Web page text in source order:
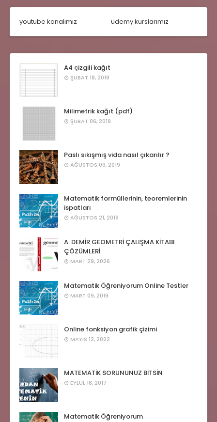
youtube kanalımız udemy kurslarımız
A4 çizgili kağıt
ŞUBAT 18, 2019
Milimetrik kağıt (pdf)
ŞUBAT 06, 2019
Paslı sıkışmış vida nasıl çıkarılır ?
AĞUSTOS 09, 2019
Matematik formüllerinin, teoremlerinin
ispatları
AĞUSTOS 21, 2019
A. DEMİR GEOMETRİ ÇALIŞMA KİTABI
ÇÖZÜMLERİ
MART 29, 2026
Matematik Öğreniyorum Online Testler
MART 09, 2019
Online fonksiyon grafik çizimi
MAYIS 12, 2022
MATEMATİK SORUNUNUZ BİTSİN
EYLÜL 18, 2017
Matematik Öğreniyorum